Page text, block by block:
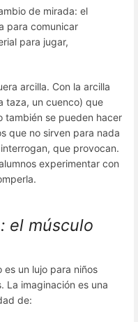
de mirada: el
para comunicar
para jugar,
arcilla. Con la arcilla
taza, un cuenco) que
también se pueden hacer
que no sirven para nada
que provocan.
experimentar con
el músculo
es un lujo para niños
La imaginación es una
de: